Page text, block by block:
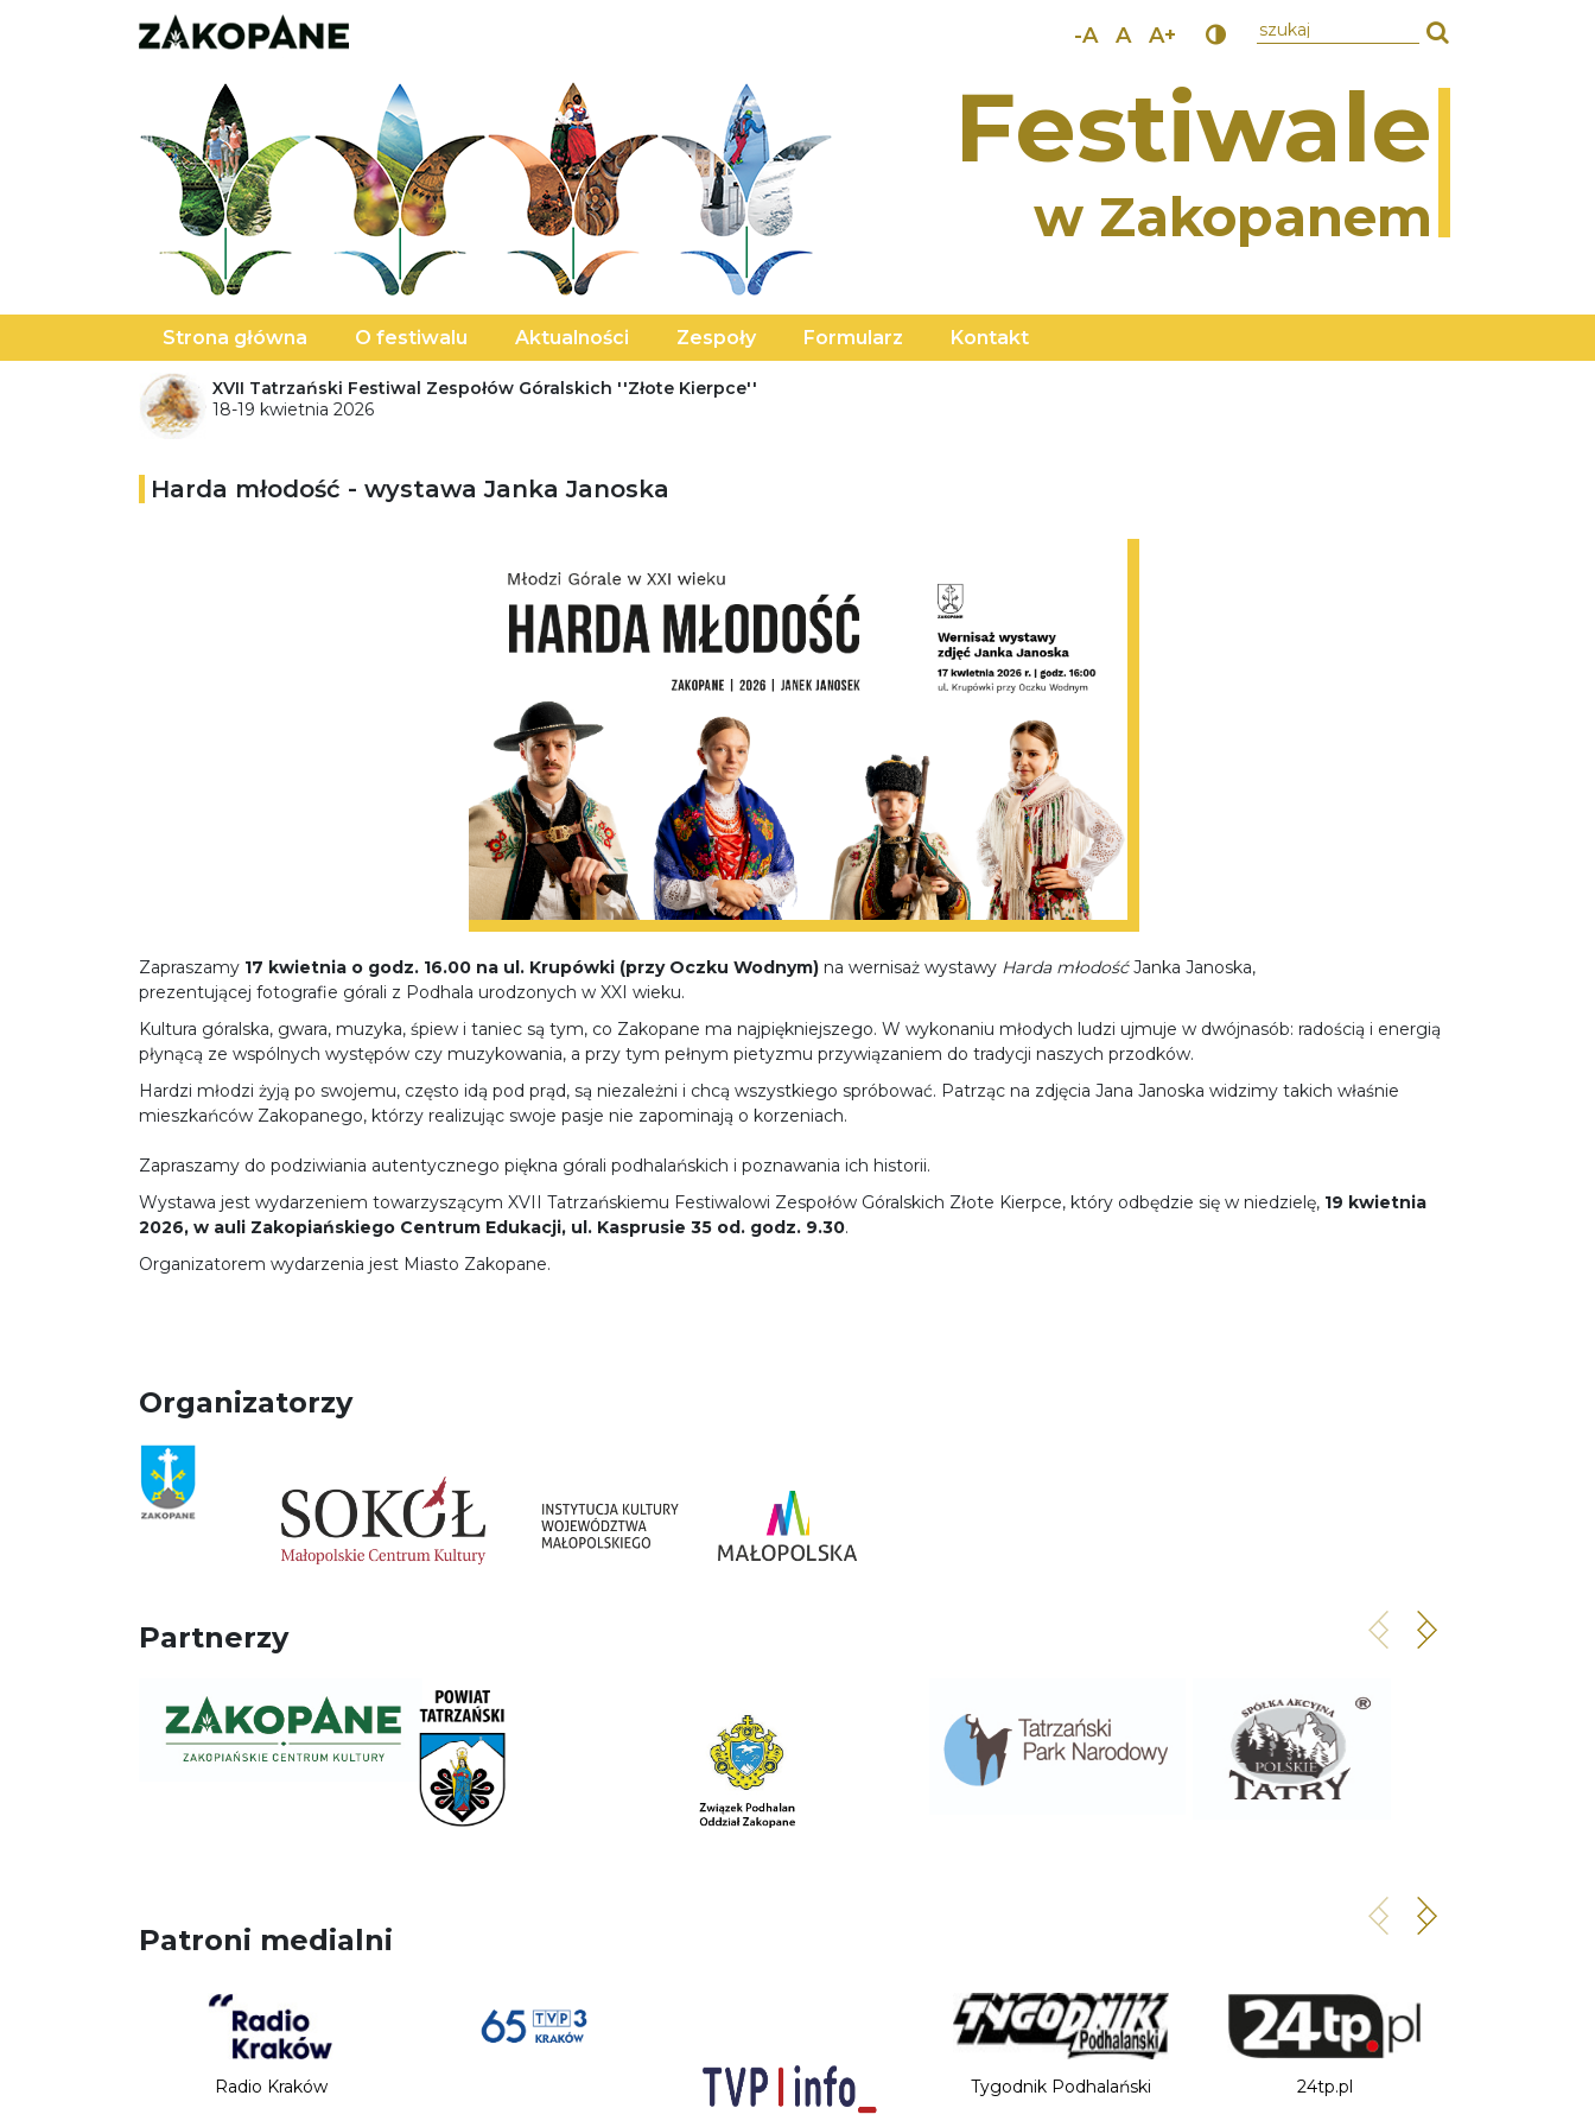
-A A A+ wpisz szukany tekst
Festiwale
w Zakopanem
Strona główna O festiwalu Aktualności Zespoły Formularz Kontakt
XVII Tatrzański Festiwal Zespołów Góralskich ''Złote Kierpce''
18-19 kwietnia 2026
Harda młodość - wystawa Janka Janoska
Zapraszamy 17 kwietnia o godz. 16.00 na ul. Krupówki (przy Oczku Wodnym) na wernisaż wystawy Harda młodośćJanka Janoska,
prezentującej fotografie górali z Podhala urodzonych w XXI wieku.
Kultura góralska, gwara, muzyka, śpiew i taniec są tym, co Zakopane ma najpiękniejszego. W wykonaniu młodych ludzi ujmuje w dwójnasób: radością i energią
płynącą ze wspólnych występów czy muzykowania, a przy tym pełnym pietyzmu przywiązaniem do tradycji naszych przodków.
Hardzi młodzi żyją po swojemu, często idą pod prąd, są niezależni i chcą wszystkiego spróbować. Patrząc na zdjęcia Jana Janoska widzimy takich właśnie
mieszkańców Zakopanego, którzy realizując swoje pasje nie zapominają o korzeniach.
Zapraszamy do podziwiania autentycznego piękna górali podhalańskich i poznawania ich historii.
Wystawa jest wydarzeniem towarzyszącym XVII Tatrzańskiemu Festiwalowi Zespołów Góralskich Złote Kierpce, który odbędzie się w niedzielę, 19 kwietnia
2026, w auli Zakopiańskiego Centrum Edukacji, ul. Kasprusie 35 od. godz. 9.30.
Organizatorem wydarzenia jest Miasto Zakopane.
Organizatorzy
Partnerzy
Patroni medialni
Radio Kraków Tygodnik Podhalański 24tp.pl